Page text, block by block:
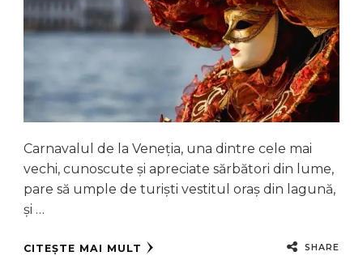
Carnavalul de la Veneția, una dintre cele mai
vechi, cunoscute și apreciate sărbători din lume,
pare să umple de turiști vestitul oraș din lagună,
și …
CITEȘTE MAI MULT SHARE